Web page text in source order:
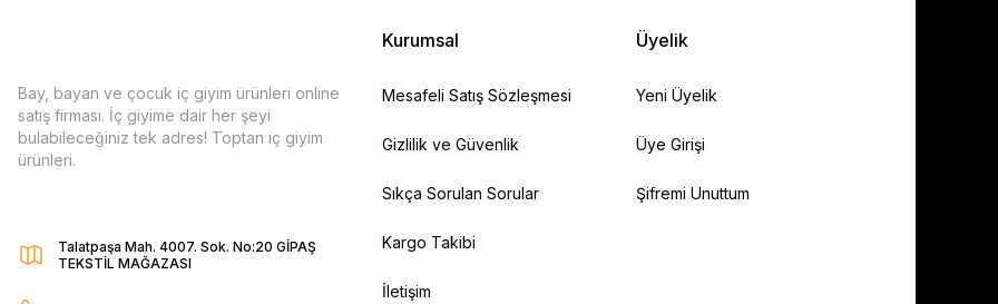
Bay, bayan ve çocuk iç giyim ürünleri online
satış firması. İç giyime dair her şeyi
bulabileceğiniz tek adres! Toptan iç giyim
ürünleri.
Talatpaşa Mah. 4007. Sok. No:20 GİPAŞ
TEKSTİL MAĞAZASI
Kurumsal
Mesafeli Satış Sözleşmesi
Gizlilik ve Güvenlik
Sıkça Sorulan Sorular
Kargo Takibi
İletişim
Üyelik
Yeni Üyelik
Üye Girişi
Şifremi Unuttum